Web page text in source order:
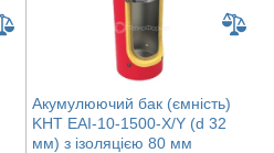
Акумулюючий бак (ємність)
KHT EAI-10-1500-X/Y (d 32
мм) з ізоляцією 80 мм